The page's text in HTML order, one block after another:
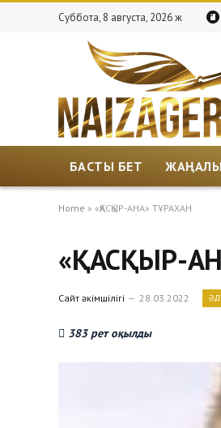
Суббота, 8 августа, 2026 ж
БАСТЫ БЕТ
Home » «ҚАСҚЫР-АНА» ТҰРАХАН
«ҚАСҚЫР-
Сайт әкімшілігі 28.03.2022
383 рет оқылды